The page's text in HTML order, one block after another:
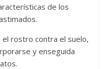
de los
el rostro contra el suelo,
y enseguida